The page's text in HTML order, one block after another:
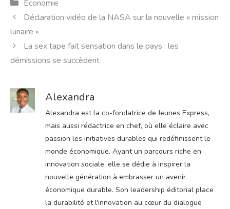
Economie
Déclaration vidéo de la NASA sur la nouvelle « mission
lunaire »
La sex tape fait sensation dans le pays : les
démissions se succèdent
Alexandra
Alexandra est la co-fondatrice de Jeunes Express,
mais aussi rédactrice en chef, où elle éclaire avec
passion les initiatives durables qui redéfinissent le
monde économique. Ayant un parcours riche en
innovation sociale, elle se dédie à inspirer la
nouvelle génération à embrasser un avenir
économique durable. Son leadership éditorial place
la durabilité et l'innovation au cœur du dialogue